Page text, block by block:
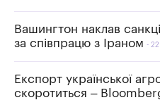
Вашингтон наклав
за співпрацю з Іраном
Експорт української
скоротиться –